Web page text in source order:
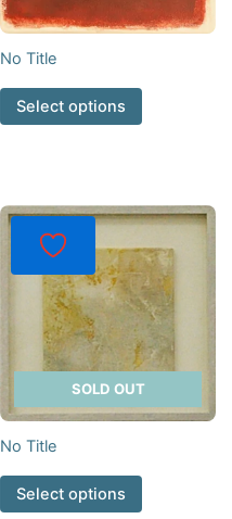
No Title
Select options
SOLD OUT
No Title
Select options